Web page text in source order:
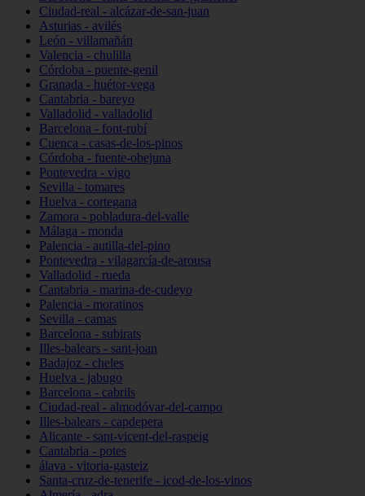
Ciudad-real - alcázar-de-san-juan
Asturias - avilés
León - villamañán
Valencia - chulilla
Córdoba - puente-genil
Granada - huétor-vega
Cantabria - bareyo
Valladolid - valladolid
Barcelona - font-rubí
Cuenca - casas-de-los-pinos
Córdoba - fuente-obejuna
Pontevedra - vigo
Sevilla - tomares
Huelva - cortegana
Zamora - pobladura-del-valle
Málaga - monda
Palencia - autilla-del-pino
Pontevedra - vilagarcía-de-arousa
Valladolid - rueda
Cantabria - marina-de-cudeyo
Palencia - moratinos
Sevilla - camas
Barcelona - subirats
Illes-balears - sant-joan
Badajoz - cheles
Huelva - jabugo
Barcelona - cabrils
Ciudad-real - almodóvar-del-campo
Illes-balears - capdepera
Alicante - sant-vicent-del-raspeig
Cantabria - potes
álava - vitoria-gasteiz
Santa-cruz-de-tenerife - icod-de-los-vinos